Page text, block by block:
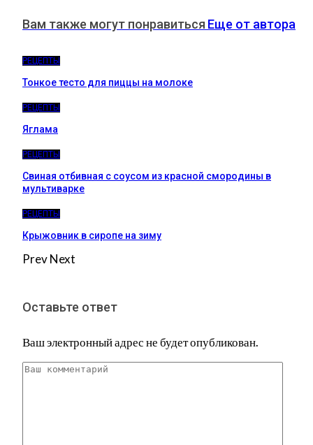
Вам также могут понравиться Еще от автора
РЕЦЕПТЫ
Тонкое тесто для пиццы на молоке
РЕЦЕПТЫ
Яглама
РЕЦЕПТЫ
Свиная отбивная с соусом из красной смородины в
мультиварке
РЕЦЕПТЫ
Крыжовник в сиропе на зиму
PrevNext
Оставьте ответ
Ваш электронный адрес не будет опубликован.